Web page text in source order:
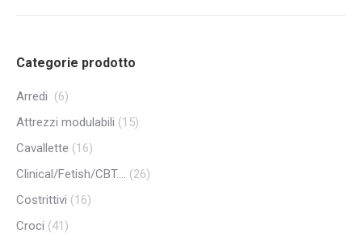
Categorie prodotto
Arredi (6)
Attrezzi modulabili (15)
Cavallette (16)
Clinical/Fetish/CBT.... (26)
Costrittivi (16)
Croci (41)